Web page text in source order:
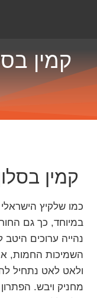
קמין
קמין
כמו שלקיץ
במיוחד, כך גם
נהייה ערוכים
השמיכות החמות,
ולאט לאט נתחיל
מחניק ויבש.